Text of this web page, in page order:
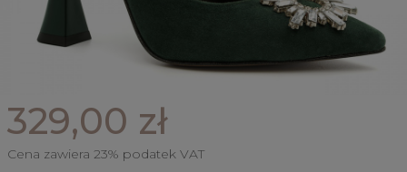
329,00 zł
Cena zawiera 23% podatek VAT